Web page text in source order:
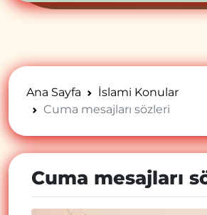
Ana Sayfa
İslami Konular
Cuma mesajları sözleri
Cuma mesajları